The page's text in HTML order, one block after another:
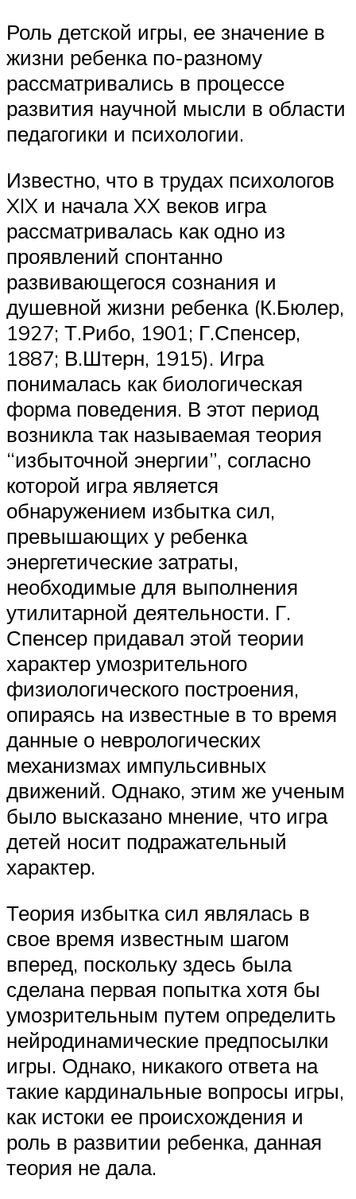
Роль детской игры, ее значение в
жизни ребенка по-разному
рассматривались в процессе
развития научной мысли в области
педагогики и психологии.
Известно, что в трудах психологов
XIX и начала XX веков игра
рассматривалась как одно из
проявлений спонтанно
развивающегося сознания и
душевной жизни ребенка (К.Бюлер,
1927; Т.Рибо, 1901; Г.Спенсер,
1887; В.Штерн, 1915). Игра
понималась как биологическая
форма поведения. В этот период
возникла так называемая теория
“избыточной энергии”, согласно
которой игра является
обнаружением избытка сил,
превышающих у ребенка
энергетические затраты,
необходимые для выполнения
утилитарной деятельности. Г.
Спенсер придавал этой теории
характер умозрительного
физиологического построения,
опираясь на известные в то время
данные о неврологических
механизмах импульсивных
движений. Однако, этим же ученым
было высказано мнение, что игра
детей носит подражательный
характер.
Теория избытка сил являлась в
свое время известным шагом
вперед, поскольку здесь была
сделана первая попытка хотя бы
умозрительным путем определить
нейродинамические предпосылки
игры. Однако, никакого ответа на
такие кардинальные вопросы игры,
как истоки ее происхождения и
роль в развитии ребенка, данная
теория не дала.